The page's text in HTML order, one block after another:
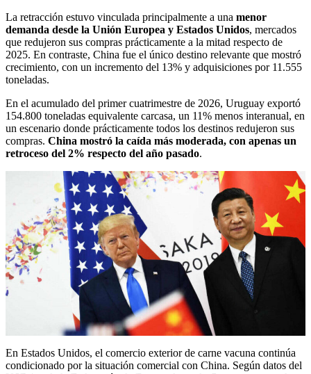
La retracción estuvo vinculada principalmente a una menor
demanda desde la Unión Europea y Estados Unidos, mercados
que redujeron sus compras prácticamente a la mitad respecto de
2025. En contraste, China fue el único destino relevante que mostró
crecimiento, con un incremento del 13% y adquisiciones por 11.555
toneladas.
En el acumulado del primer cuatrimestre de 2026, Uruguay exportó
154.800 toneladas equivalente carcasa, un 11% menos interanual, en
un escenario donde prácticamente todos los destinos redujeron sus
compras. China mostró la caída más moderada, con apenas un
retroceso del 2% respecto del año pasado.
En Estados Unidos, el comercio exterior de carne vacuna continúa
condicionado por la situación comercial con China. Según datos del